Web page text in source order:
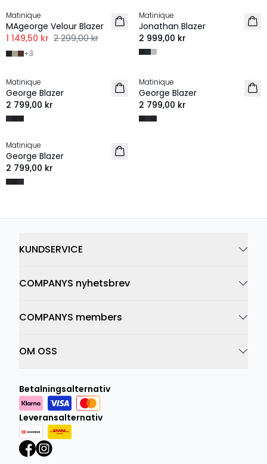
Matinique
MAgeorge Velour Blazer
1 149,50 kr 2 299,00 kr
+3
Matinique
Jonathan Blazer
2 999,00 kr
Matinique
George Blazer
2 799,00 kr
Matinique
George Blazer
2 799,00 kr
Matinique
George Blazer
2 799,00 kr
KUNDSERVICE
COMPANYS nyhetsbrev
COMPANYS members
OM OSS
Betalningsalternativ
Leveransalternativ